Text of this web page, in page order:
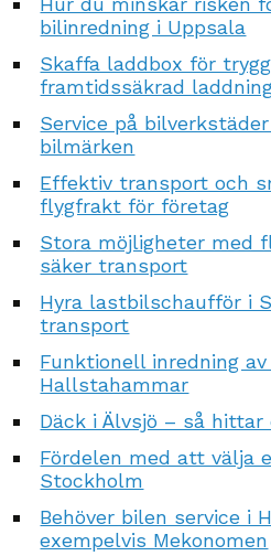
bilinredning i Uppsala
Skaffa laddbox för
framtidssäkrad
Service på
bilmärken
Effektiv transport och
flygfrakt för företag
Stora möjligheter med
säker transport
Hyra lastbilschaufför i
transport
Funktionell inredning
Hallstahammar
Däck i Älvsjö – så
Fördelen med att välja
Stockholm
Behöver bilen service i
exempelvis Mekonomen